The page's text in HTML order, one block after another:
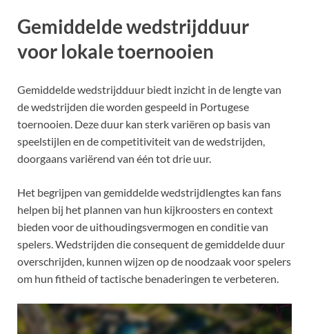
Gemiddelde wedstrijdduur
voor lokale toernooien
Gemiddelde wedstrijdduur biedt inzicht in de lengte van
de wedstrijden die worden gespeeld in Portugese
toernooien. Deze duur kan sterk variëren op basis van
speelstijlen en de competitiviteit van de wedstrijden,
doorgaans variërend van één tot drie uur.
Het begrijpen van gemiddelde wedstrijdlengtes kan fans
helpen bij het plannen van hun kijkroosters en context
bieden voor de uithoudingsvermogen en conditie van
spelers. Wedstrijden die consequent de gemiddelde duur
overschrijden, kunnen wijzen op de noodzaak voor spelers
om hun fitheid of tactische benaderingen te verbeteren.